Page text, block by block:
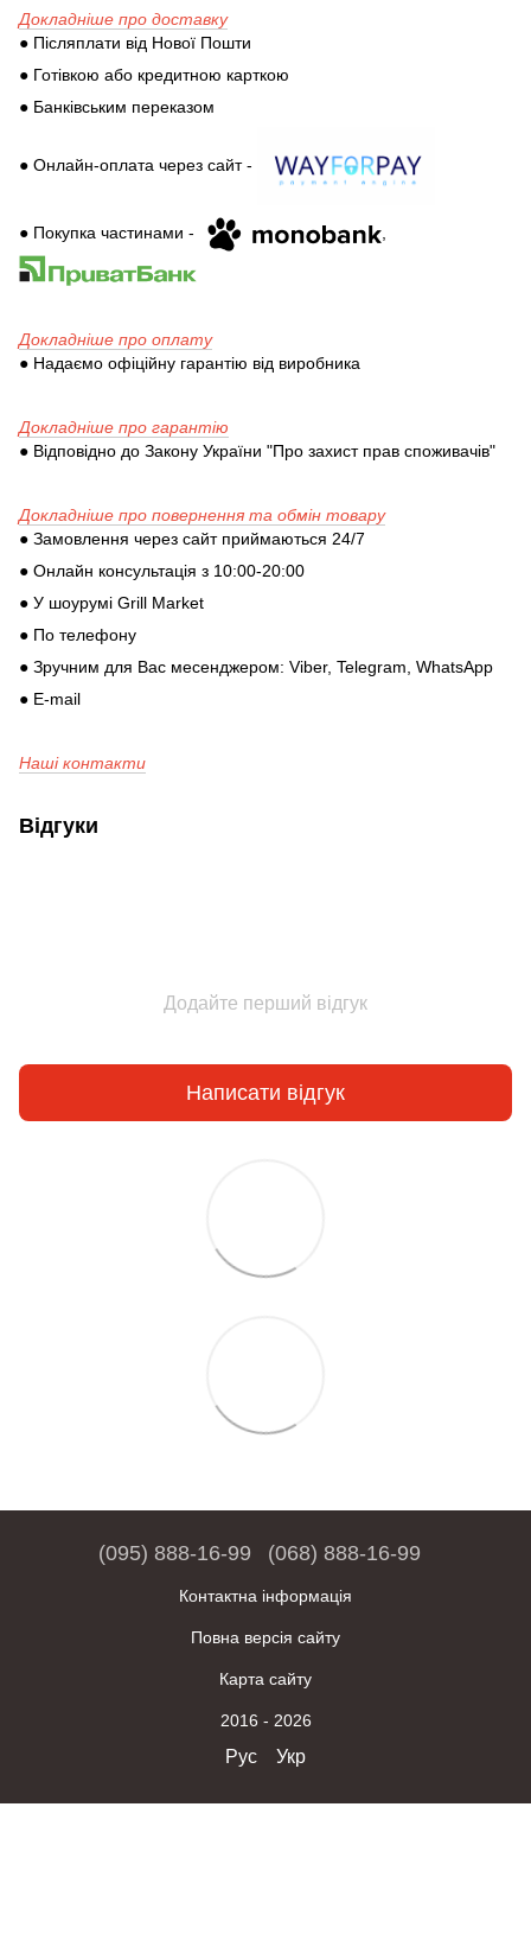
Докладніше про доставку
● Післяплати від Нової Пошти
● Готівкою або кредитною карткою
● Банківським переказом
● Онлайн-оплата через сайт -
● Покупка частинами -
Докладніше про оплату
● Надаємо офіційну гарантію від виробника
Докладніше про гарантію
● Відповідно до Закону України "Про захист прав споживачів"
Докладніше про повернення та обмін товару
● Замовлення через сайт приймаються 24/7
● Онлайн консультація з 10:00-20:00
● У шоурумі Grill Market
● По телефону
● Зручним для Вас месенджером: Viber, Telegram, WhatsApp
● E-mail
Наші контакти
Відгуки
Додайте перший відгук
Написати відгук
(095) 888-16-99 (068) 888-16-99
Контактна інформація
Повна версія сайту
Карта сайту
2016 - 2026
Рус Укр